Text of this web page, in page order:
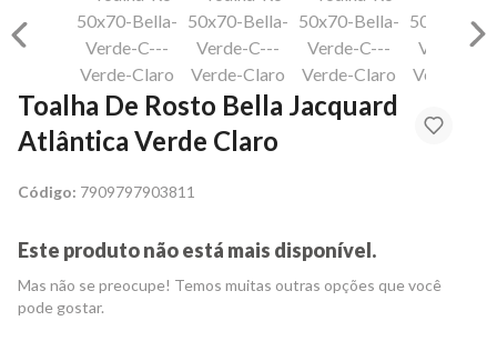
Toalha De Rosto Bella Jacquard
Atlântica Verde Claro
Código: 7909797903811
Este produto não está mais disponível.
Mas não se preocupe! Temos muitas outras opções que você
pode gostar.